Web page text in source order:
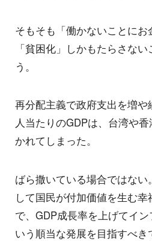
そもそも「働かないことにお
「貧困化」しかもたらさな
う。
再分配主義で政府支出を増
人当たりのGDPは、台湾や
かれてしまった。
ばら撒いている場合ではな
して国民が付加価値を生む
で、GDP成長率を上げてイ
いう順当な発展を目指すべき